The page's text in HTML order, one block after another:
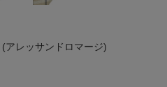
(アレッサンドロマージ)